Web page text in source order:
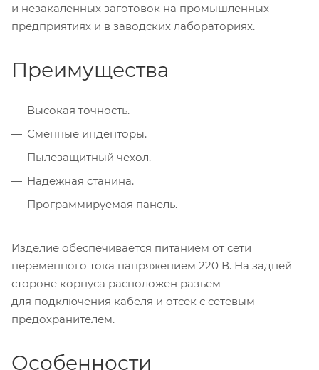
и незакаленных заготовок на промышленных
предприятиях и в заводских лабораториях.
Преимущества
Высокая точность.
Сменные инденторы.
Пылезащитный чехол.
Надежная станина.
Программируемая панель.
Изделие обеспечивается питанием от сети
переменного тока напряжением 220 В. На задней
стороне корпуса расположен разъем
для подключения кабеля и отсек с сетевым
предохранителем.
Особенности